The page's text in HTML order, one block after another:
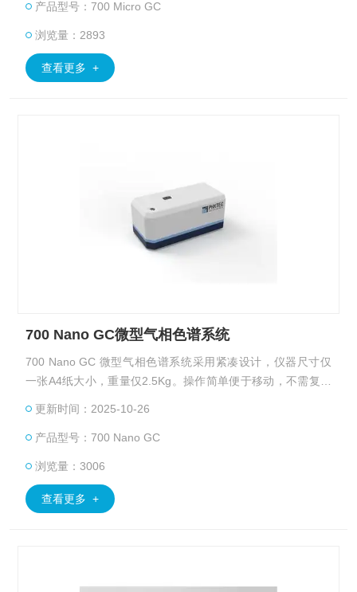
产品型号：700 Micro GC
浏览量：2893
查看更多 +
700 Nano GC微型气相色谱系统
700 Nano GC 微型气相色谱系统采用紧凑设计，仪器尺寸仅
一张A4纸大小，重量仅2.5Kg。操作简单便于移动，不需复杂
组网，同样适宜于分布式应用。
更新时间：2025-10-26
产品型号：700 Nano GC
浏览量：3006
查看更多 +